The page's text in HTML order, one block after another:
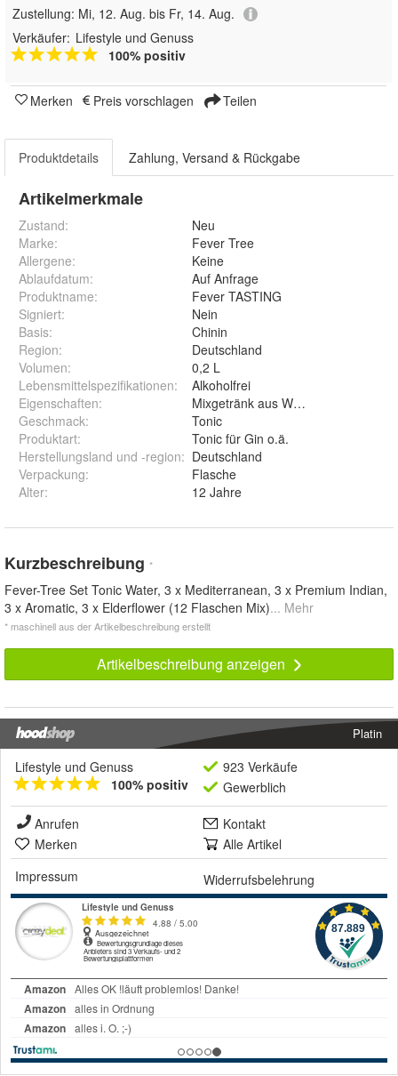
Zustellung: Mi, 12. Aug. bis Fr, 14. Aug.
Verkäufer: Lifestyle und Genuss
100% positiv
Merken Preis vorschlagen Teilen
Produktdetails Zahlung, Versand & Rückgabe
Artikelmerkmale
Zustand:
Neu
Marke:
Fever Tree
Allergene:
Keine
Ablaufdatum:
Auf Anfrage
Produktname:
Fever TASTING
Signiert:
Nein
Basis:
Chinin
Region:
Deutschland
Volumen:
0,2 L
Lebensmittelspezifikationen:
Alkoholfrei
Eigenschaften:
Mixgetränk aus Whiskey-Likör
Geschmack:
Tonic
Produktart:
Tonic für Gin o.ä.
Herstellungsland und -region: Deutschland
Verpackung:
Flasche
Alter: 12 Jahre
Kurzbeschreibung *
Fever-Tree Set Tonic Water, 3 x Mediterranean, 3 x Premium Indian,
3 x Aromatic, 3 x Elderflower (12 Flaschen Mix)... Mehr
* maschinell aus der Artikelbeschreibung erstellt
Artikelbeschreibung anzeigen
Platin
Lifestyle und Genuss
100% positiv
923 Verkäufe
Gewerblich
Anrufen
Kontakt
Merken
Alle Artikel
Impressum
Widerrufsbelehrung